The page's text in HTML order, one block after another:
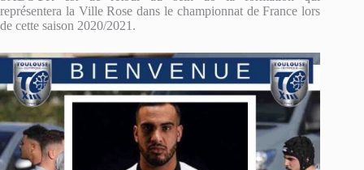
représentera la Ville Rose dans le championnat de France lors
de cette saison 2020/2021.